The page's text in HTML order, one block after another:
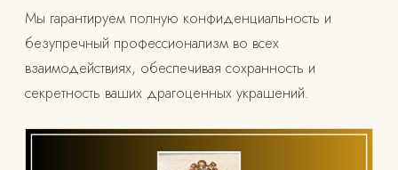
Мы гарантируем полную конфиденциальность и
безупречный профессионализм во всех
взаимодействиях, обеспечивая сохранность и
секретность ваших драгоценных украшений.